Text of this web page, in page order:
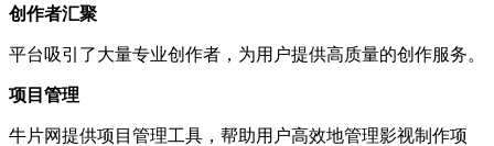
创作者汇聚
平台吸引了大量专业创作者，为用户提供高质量的创作服务。
项目管理
牛片网提供项目管理工具，帮助用户高效地管理影视制作项